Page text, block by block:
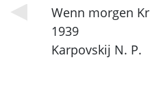
Wenn morgen
1939
Karpovskij N. P.